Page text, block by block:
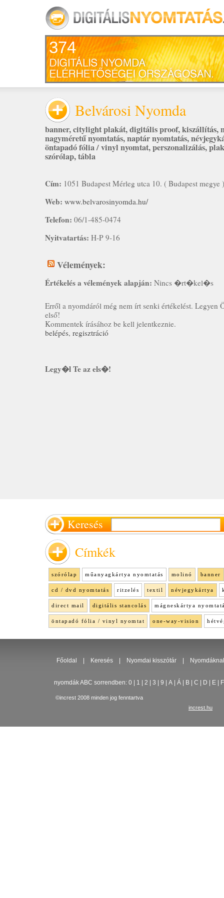
374
Belvárosi Nyomda
banner,citylight plakát,digitális proof,kiszállítás,
nagyméretű nyomtatás,naptár nyomtatás,
öntapadó fólia / vinyl nyomtat,perszonalizálás,
szórólap,tábla
Cím: 1051 Budapest Mérleg utca 10. ( Budapest megye )
Web: www.belvarosinyomda.hu/
Telefon: 06/1-485-0474
Nyitvatartás: H-P 9-16
Vélemények:
Értékelés a vélemények alapján: Nincs �rt�kel�s
Erről a nyomdáról még nem írt senki értékelést. Legyen
első!
Kommentek írásához be kell jelentkeznie.
belépés, regisztráció
Legy�l Te az els�!
Keresés
Címkék
szórólap műanyagkártya nyomtatás molinó banner
cd / dvd nyomtatás ritzelés textil névjegykártya
direct mail digitális stancolás mágneskártya
öntapadó fólia / vinyl nyomtat one-way-vision
Főoldal Keresés Nyomdai kisszótár
nyomdák ABC sorrendben: 0 1 2 3 9 A Á B C D E F
©increst 2008 minden jog fenntartva
increst.hu